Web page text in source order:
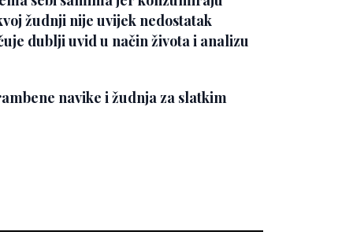
žudnji nije uvijek nedostatak
dublji uvid u način života i analizu
navike i žudnja za slatkim